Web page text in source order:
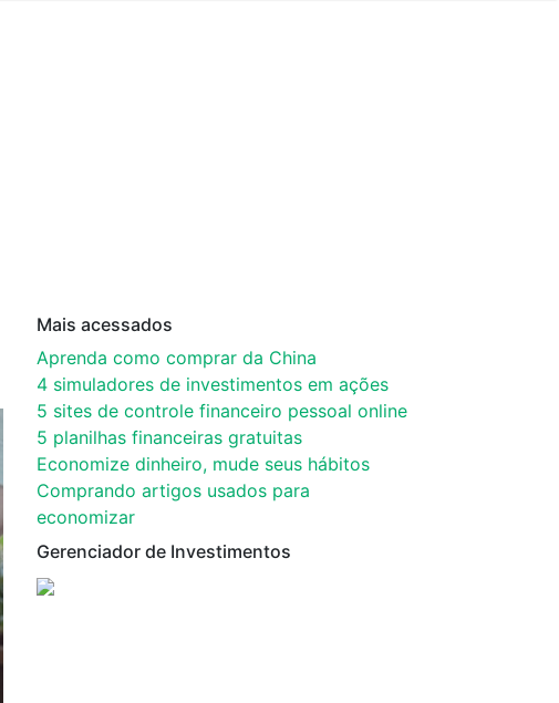
Mais acessados
Aprenda como comprar da China
4 simuladores de investimentos em ações
5 sites de controle financeiro pessoal online
5 planilhas financeiras gratuitas
Economize dinheiro, mude seus hábitos
Comprando artigos usados para
economizar
Gerenciador de Investimentos